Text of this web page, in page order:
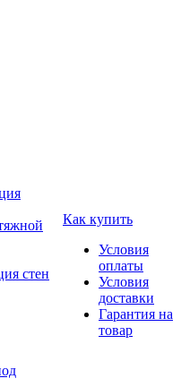
стен
Как купить
Условия
оплаты
Условия
доставки
Гарантия на
товар